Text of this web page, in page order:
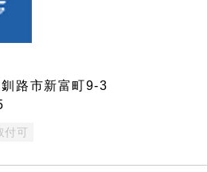
路市新富町9-3
付可